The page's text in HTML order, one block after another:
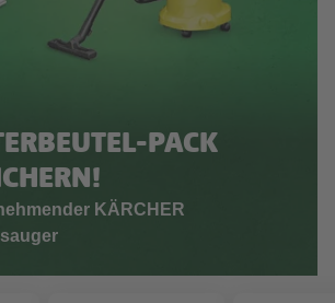
PACK
KÄRCHER